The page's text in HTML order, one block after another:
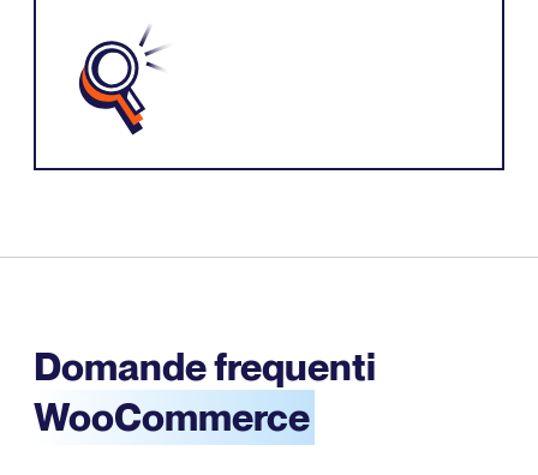
Domande frequenti
WooCommerce